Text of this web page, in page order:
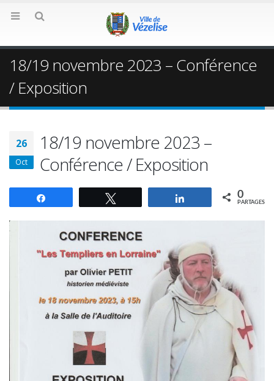
18/19 novembre 2023 – Conférence
/ Exposition
26
Oct
18/19 novembre 2023 –
Conférence / Exposition
Partagez 0
PARTAGES